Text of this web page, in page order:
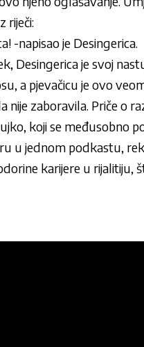
riječi:
-napisao je Desingerica.
Desingerica je svoj
a pjevačicu je ovo
zaboravila. Priče o
koji se međusobno
u jednom podkastu,
karijere u rijalitiju,